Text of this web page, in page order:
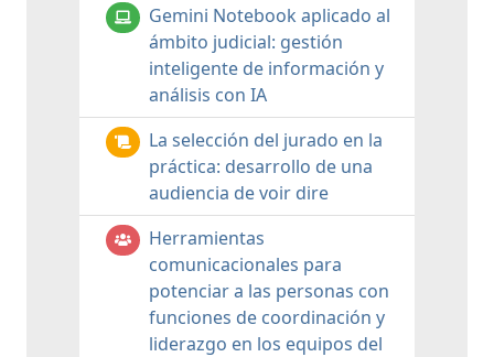
Gemini Notebook aplicado al
ámbito judicial: gestión
inteligente de información y
análisis con IA
La selección del jurado en la
práctica: desarrollo de una
audiencia de voir dire
Herramientas
comunicacionales para
potenciar a las personas con
funciones de coordinación y
liderazgo en los equipos del